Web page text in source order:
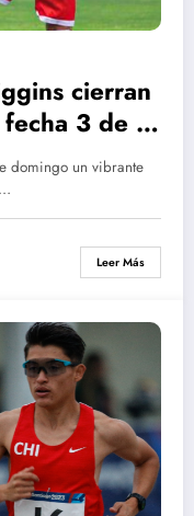
cierran
3 de la
domingo un vibrante
Leer Más